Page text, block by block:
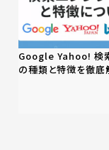
Google Yahoo! 検
の種類と特徴を徹底